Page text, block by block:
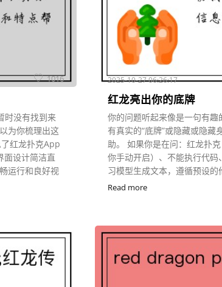
1016
时没有找到来
为你梳理出这
红龙扑克App
设计简洁直
运行和良好视
2025-10-27 06:26:17
红龙亮出你的底牌
你的问题听起来像是一句有趣
有真实的“底牌”或隐藏或隐
助。 如果你是在问：红龙扑
你手动开启）、不能执行代
习模型生成文本，遵循预设的
Read more